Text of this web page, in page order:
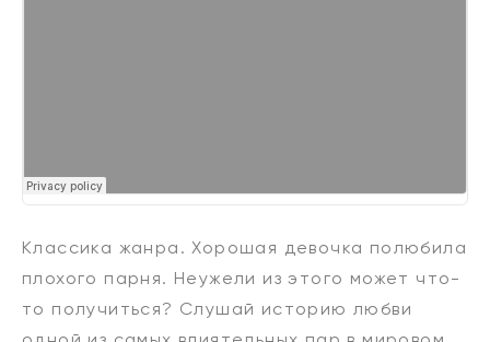
Классика жанра. Хорошая девочка полюбила
плохого парня. Неужели из этого может что-
то получиться? Слушай историю любви